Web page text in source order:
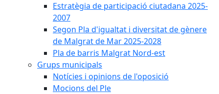
Estratègia de participació ciutadana 2025-
2007
Segon Pla d'igualtat i diversitat de gènere
de Malgrat de Mar 2025-2028
Pla de barris Malgrat Nord-est
Grups municipals
Notícies i opinions de l'oposició
Mocions del Ple